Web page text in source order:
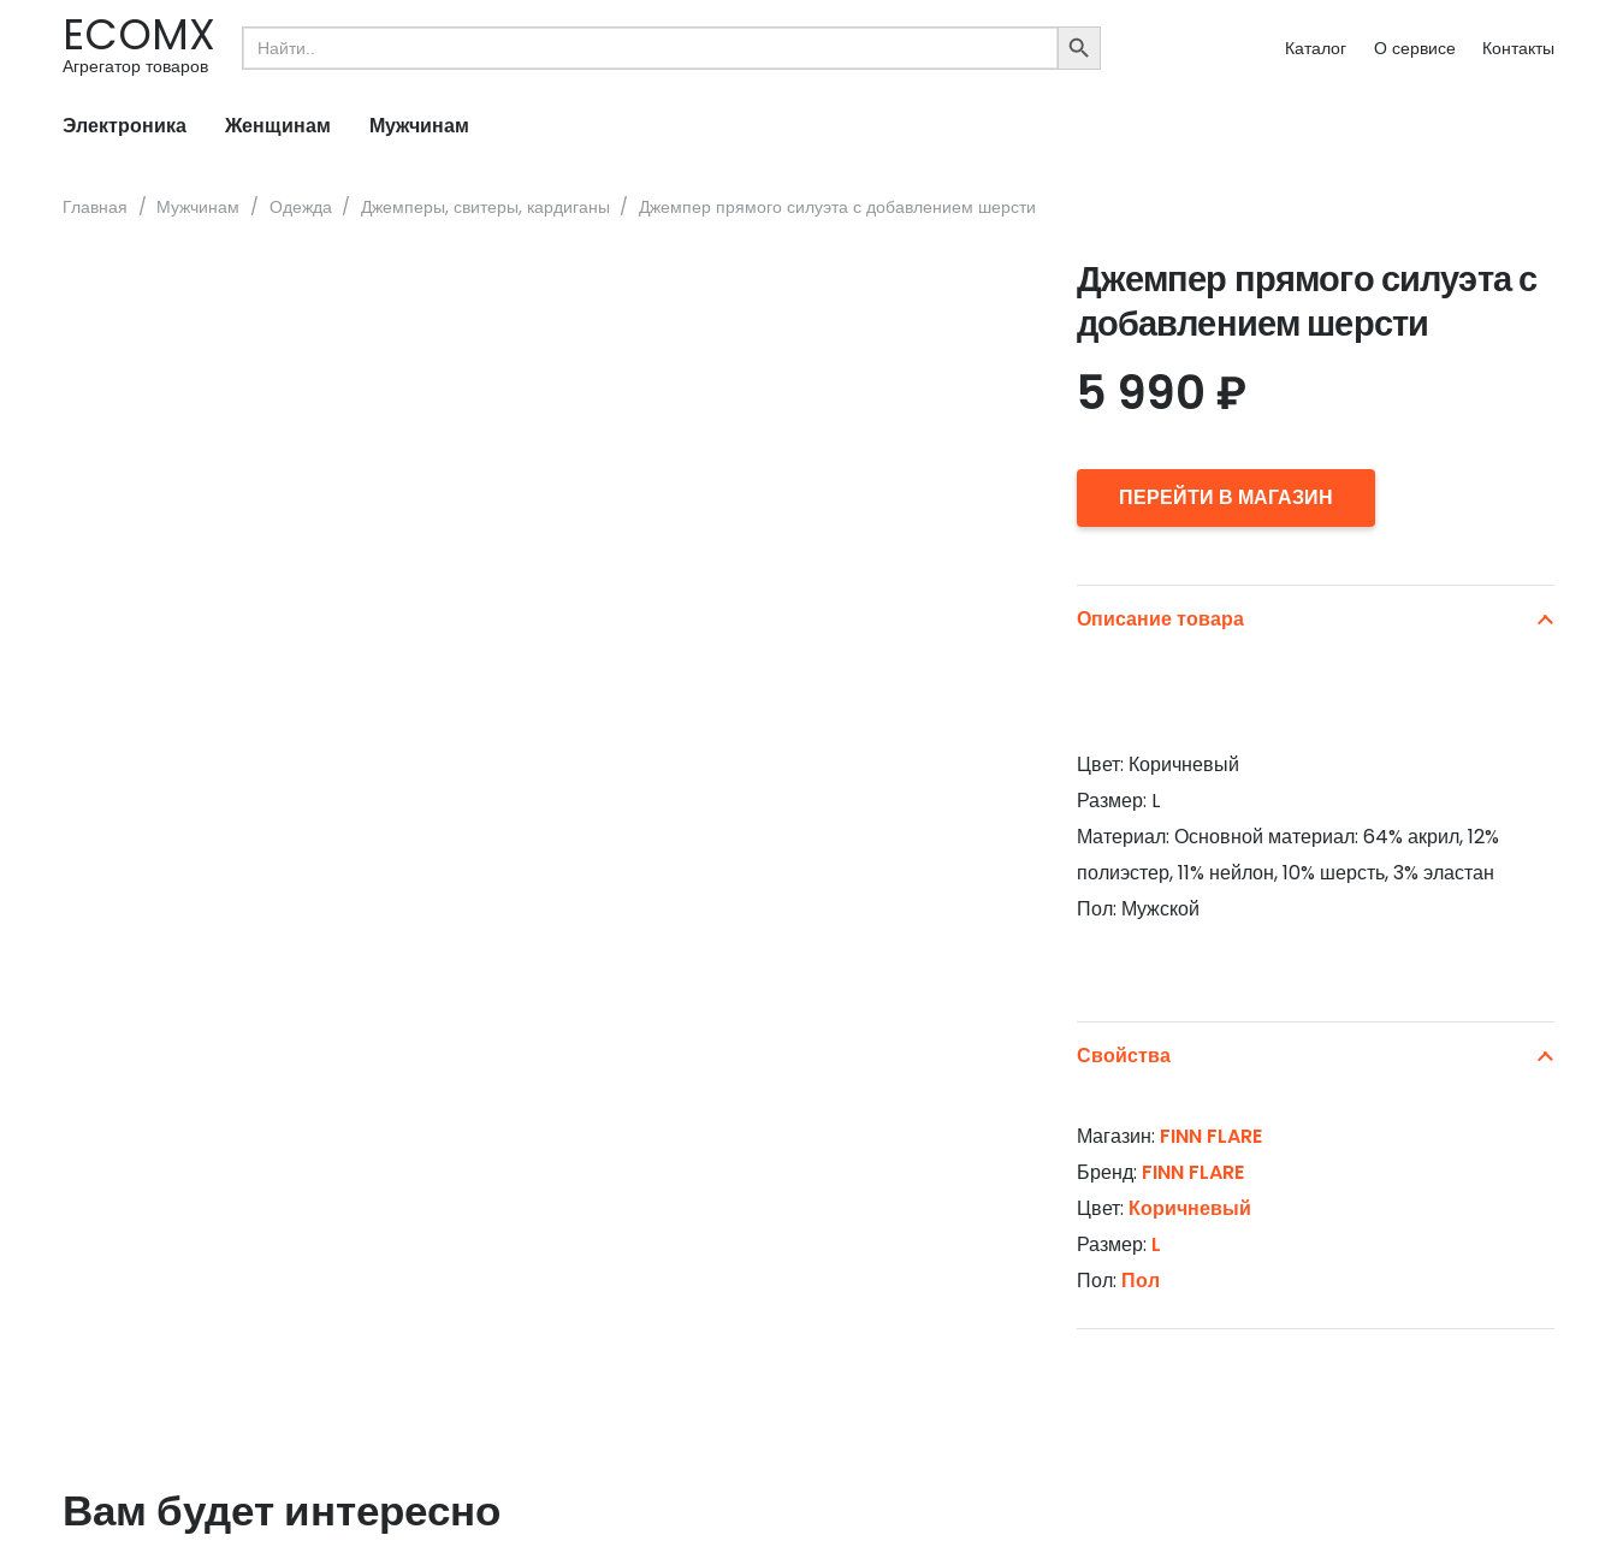
ECOMX
Агрегатор товаров
Search
for:
SEARCH
BUTTON
Каталог О сервисе Контакты
Электроника Женщинам Мужчинам
Главная / Мужчинам / Одежда / Джемперы, свитеры, кардиганы / Джемпер прямого силуэта с добавлением шерсти
Джемпер прямого силуэта с
добавлением шерсти
5 990 ₽
ПЕРЕЙТИ В МАГАЗИН
Описание товара
Цвет: Коричневый
Размер: L
Материал: Основной материал: 64% акрил, 12%
полиэстер, 11% нейлон, 10% шерсть, 3% эластан
Пол: Мужской
Свойства
Магазин: FINN FLARE
Бренд: FINN FLARE
Цвет: Коричневый
Размер: L
Пол: Пол
Вам будет интересно